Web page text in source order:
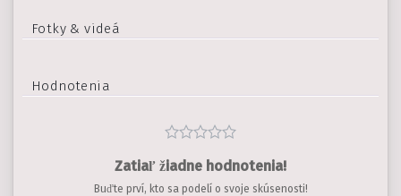
Fotky & videá
Hodnotenia
Zatiaľ žiadne hodnotenia!
Buďte prví, kto sa podelí o svoje skúsenosti!